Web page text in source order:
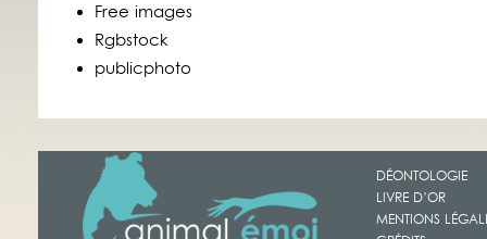
Free images
Rgbstock
publicphoto
DÉONTOLOGIE
LIVRE D’OR
MENTIONS